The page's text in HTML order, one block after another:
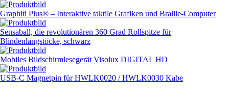
Graphiti Plus® – Interaktive taktile Grafiken und Braille-Computer
Sensaball, die revolutionären 360 Grad Rollspitze für
Blindenlangstöcke, schwarz
Mobiles Bildschirmlesegerät Visolux DIGITAL HD
USB-C Magnetpin für HWLK0020 / HWLK0030 Kabe